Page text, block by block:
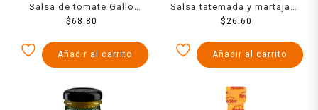
Salsa de tomate Gallo
súper boloñesa 350 g
$68.80
Añadir al carrito
Salsa tatemada y martajada
Herdez roja 240 g
$26.60
Añadir al carrito